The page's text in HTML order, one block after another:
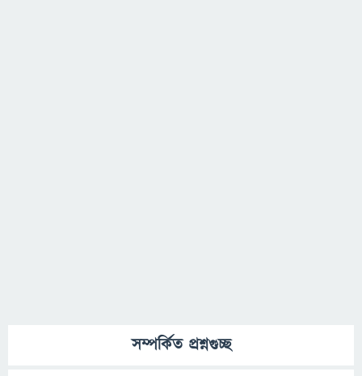
সম্পর্কিত প্রশ্নগুচ্ছ